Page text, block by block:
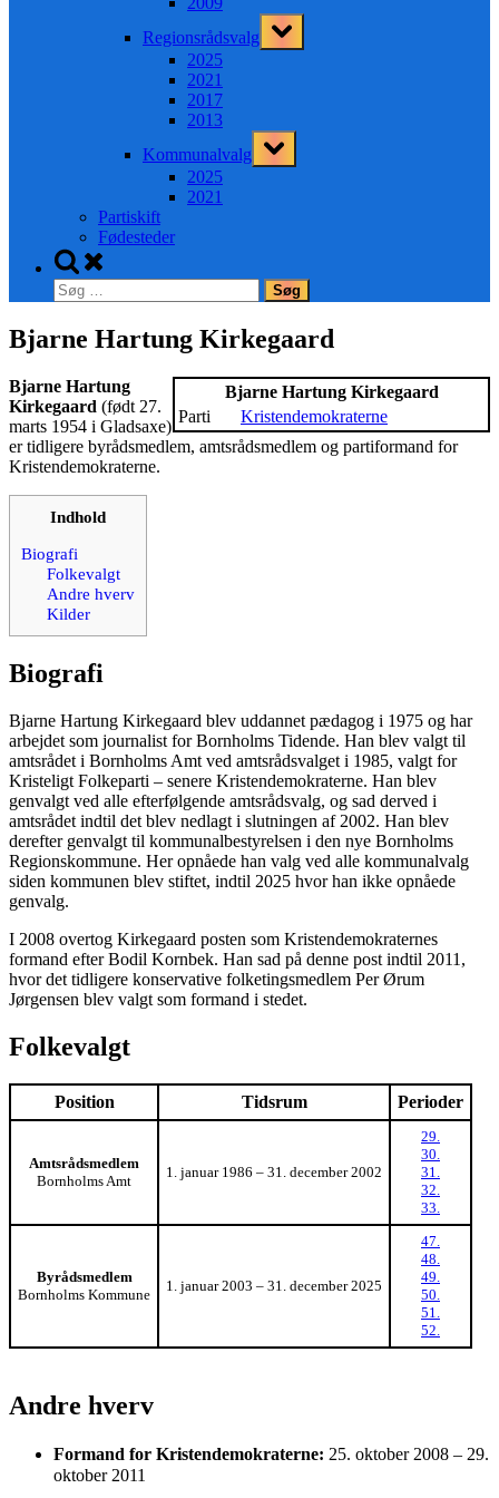
Regionsrådsvalg
Toggle
sub-
2025
2021
2017
2013
Kommunalvalg
Toggle
sub-
2025
2021
Partiskift
Fødesteder
Toggle
search
form
Søg
efter:
Bjarne Hartung Kirkegaard
Bjarne Hartung Kirkegaard
Parti
Kristendemokraterne
Bjarne Hartung
Kirkegaard (født 27.
marts 1954 i Gladsaxe)
er tidligere byrådsmedlem, amtsrådsmedlem og partiformand for
Kristendemokraterne.
Indhold
Biografi
Folkevalgt
Andre hverv
Kilder
Biografi
Bjarne Hartung Kirkegaard blev uddannet pædagog i 1975 og har
arbejdet som journalist for Bornholms Tidende. Han blev valgt til
amtsrådet i Bornholms Amt ved amtsrådsvalget i 1985, valgt for
Kristeligt Folkeparti – senere Kristendemokraterne. Han blev
genvalgt ved alle efterfølgende amtsrådsvalg, og sad derved i
amtsrådet indtil det blev nedlagt i slutningen af 2002. Han blev
derefter genvalgt til kommunalbestyrelsen i den nye Bornholms
Regionskommune. Her opnåede han valg ved alle kommunalvalg
siden kommunen blev stiftet, indtil 2025 hvor han ikke opnåede
genvalg.
I 2008 overtog Kirkegaard posten som Kristendemokraternes
formand efter Bodil Kornbek. Han sad på denne post indtil 2011,
hvor det tidligere konservative folketingsmedlem Per Ørum
Jørgensen blev valgt som formand i stedet.
Folkevalgt
Position Tidsrum Perioder
Amtsrådsmedlem
Bornholms Amt
1. januar 1986 – 31. december 2002
29.
30.
31.
32.
33.
Byrådsmedlem
Bornholms Kommune
1. januar 2003 – 31. december 2025
47.
48.
49.
50.
51.
52.
Andre hverv
Formand for Kristendemokraterne: 25. oktober 2008 – 29.
oktober 2011